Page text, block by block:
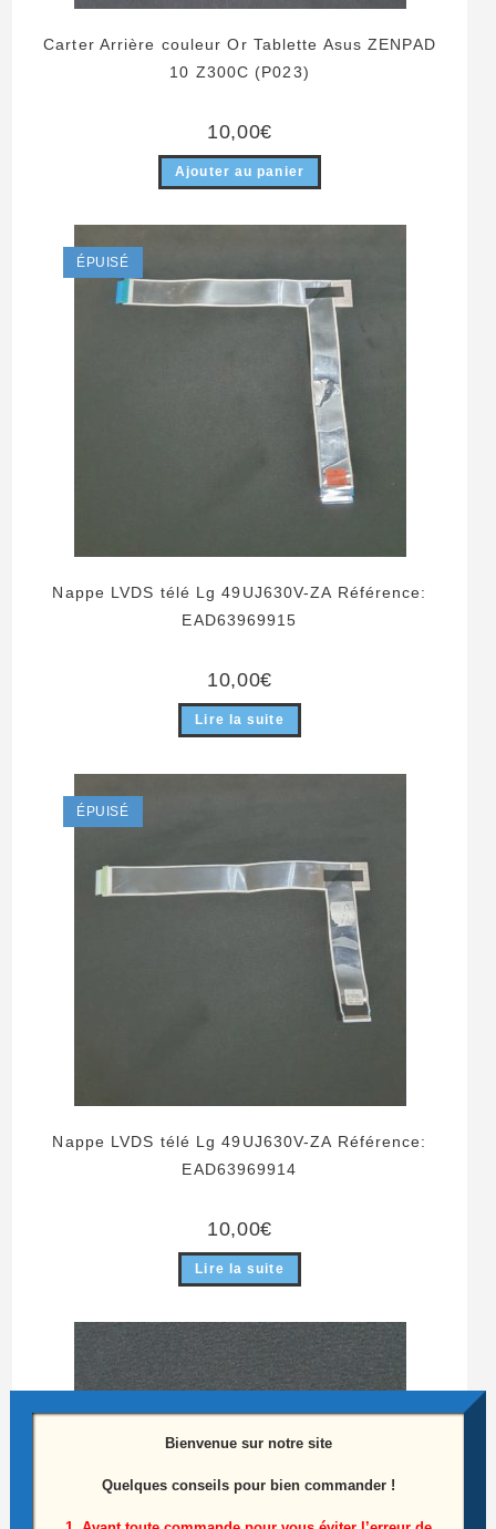
Carter Arrière couleur Or Tablette Asus ZENPAD
10 Z300C (P023)
10,00€
Ajouter au panier
ÉPUISÉ
Nappe LVDS télé Lg 49UJ630V-ZA Référence:
EAD63969915
10,00€
Lire la suite
ÉPUISÉ
Nappe LVDS télé Lg 49UJ630V-ZA Référence:
EAD63969914
10,00€
Lire la suite
Bienvenue sur notre site
Quelques conseils pour bien commander !